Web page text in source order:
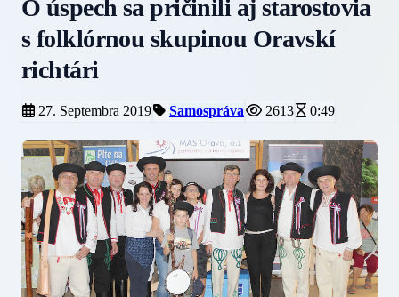
O úspech sa pričinili aj starostovia
s folklórnou skupinou Oravskí
richtári
27. Septembra 2019 Samospráva 2613 0:49